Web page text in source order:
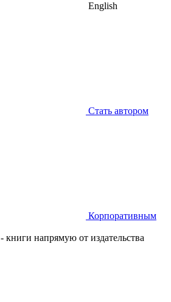
English
Стать автором
Корпоративным
- книги напрямую от издательства